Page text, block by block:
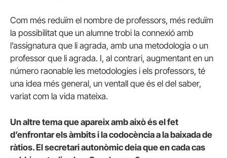
Com més reduïm el nombre de professors, més reduïm
la possibilitat que un alumne trobi la connexió amb
l’assignatura que li agrada, amb una metodologia o un
professor que li agrada. I, al contrari, augmentant en un
número raonable les metodologies i els professors, té
una idea més general, un ventall que és el del saber,
variat com la vida mateixa.
Un altre tema que apareix amb això és el fet
d’enfrontar els àmbits i la codocència a la baixada de
ràtios. El secretari autonòmic deia que en cada cas